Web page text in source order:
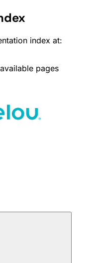
index at:
pages